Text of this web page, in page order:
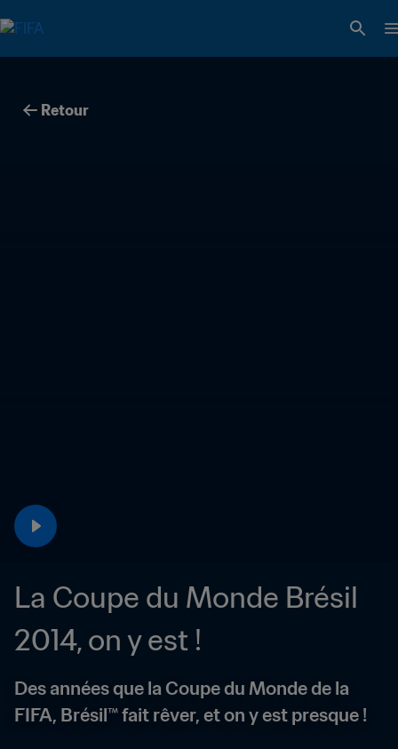
Retour
La Coupe du Monde Brésil
2014, on y est !
Des années que la Coupe du Monde de la
FIFA, Brésil™ fait rêver, et on y est presque !